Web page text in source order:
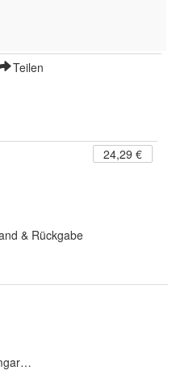
Teilen
24,29 €
& Rückgabe
Sallinger GmbH